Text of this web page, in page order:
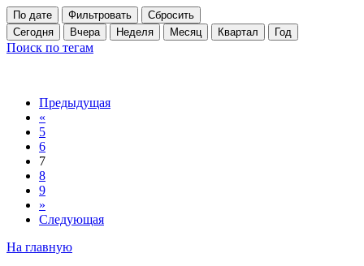
По дате Фильтровать
Сбросить
Сегодня
Вчера Неделя Месяц Квартал Год
Поиск по тегам
Предыдущая
«
5
6
7
8
9
»
Следующая
На главную